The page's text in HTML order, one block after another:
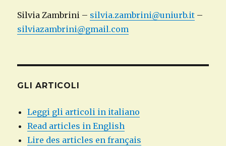
Silvia Zambrini – silvia.zambrini@uniurb.it –
silviazambrini@gmail.com
GLI ARTICOLI
Leggi gli articoli in italiano
Read articles in English
Lire des articles en français